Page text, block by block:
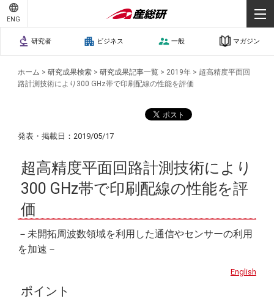
ENG
研究者 ビジネス 一般 マガジン
ホーム >研究成果検索 >研究成果記事一覧 > 2019年 > 超高精度平面回
路計測技術により300 GHz帯で印刷配線の性能を評価
発表・掲載日：2019/05/17
超高精度平面回路計測技術により
300 GHz帯で印刷配線の性能を評
価
－未開拓周波数領域を利用した通信やセンサーの利用
を加速－
English
ポイント